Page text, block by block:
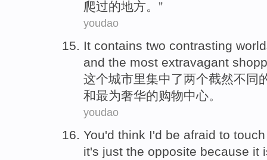
爬过的地方。”
youdao
It contains two contrasting
and the most extravagant
这个城市里集中了两个截然不同
和最为奢华的购物中心。
youdao
You'd think I'd be afraid to touch
it's just the opposite because it